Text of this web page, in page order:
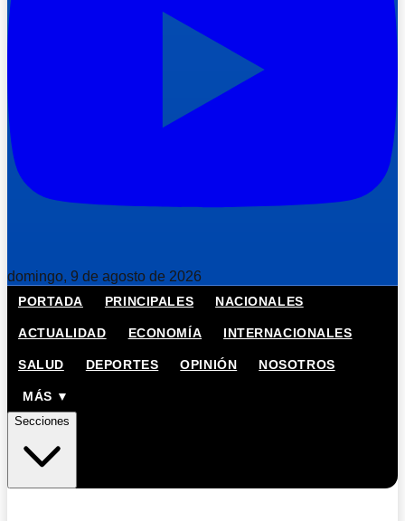
domingo, 9 de agosto de 2026
PORTADA PRINCIPALES NACIONALES
ACTUALIDAD ECONOMÍA INTERNACIONALES
SALUD DEPORTES OPINIÓN NOSOTROS
MÁS ▼
Secciones